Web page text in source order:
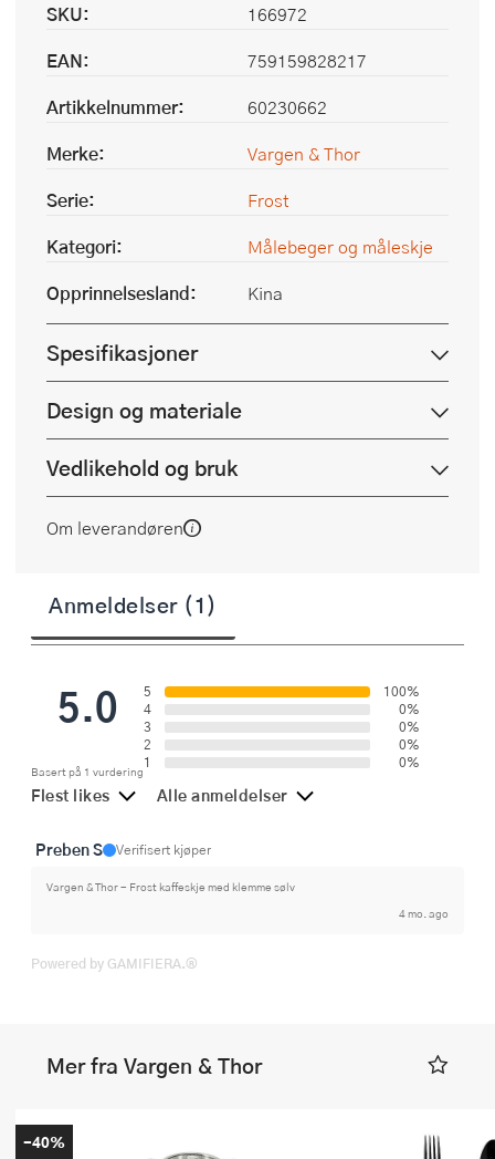
SKU:
166972
EAN:
759159828217
Artikkelnummer:
60230662
Merke:
Vargen & Thor
Serie:
Frost
Kategori:
Målebeger og måleskje
Opprinnelsesland:
Kina
Spesifikasjoner
Design og materiale
Vedlikehold og bruk
Om leverandøren
Anmeldelser (1)
5.0
Basert på 1 vurdering
5
100%
4
0%
3
0%
2
0%
1
0%
Flest likes Alle anmeldelser
Preben S Verifisert kjøper
Vargen & Thor - Frost kaffeskje med klemme sølv
4 mo. ago
Powered by GAMIFIERA.®
Mer fra Vargen & Thor
-40%